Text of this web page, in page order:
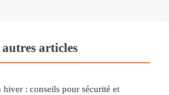
articles
: conseils pour sécurité et